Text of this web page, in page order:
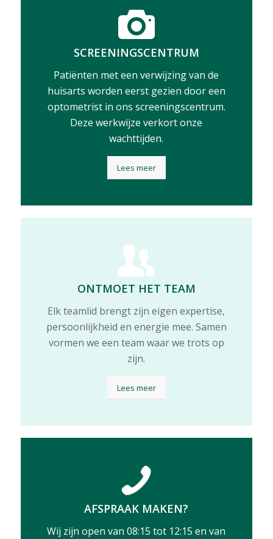
SCREENINGSCENTRUM
Patiënten met een verwijzing van de
huisarts worden eerst gezien door een
optometrist in ons screeningscentrum.
Deze werkwijze verkort onze
wachttijden.
Lees meer
ONTMOET HET TEAM
Elk teamlid brengt zijn eigen expertise,
persoonlijkheid en energie mee. Samen
vormen we een team waar we trots op
zijn.
Lees meer
AFSPRAAK MAKEN?
Wij zijn open van 08:15 tot 12:15 en van